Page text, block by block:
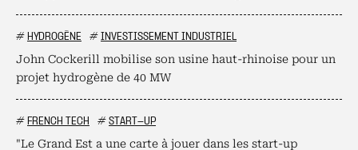
# HYDROGÈNE # INVESTISSEMENT INDUSTRIEL
John Cockerill mobilise son usine haut-rhinoise pour un
projet hydrogène de 40 MW
# FRENCH TECH # START-UP
"Le Grand Est a une carte à jouer dans les start-up